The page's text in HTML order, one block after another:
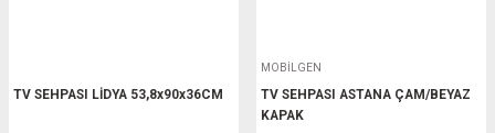
TV SEHPASI LİDYA 53,8x90x36CM
MOBİLGEN
TV SEHPASI ASTANA ÇAM/BEYAZ
KAPAK